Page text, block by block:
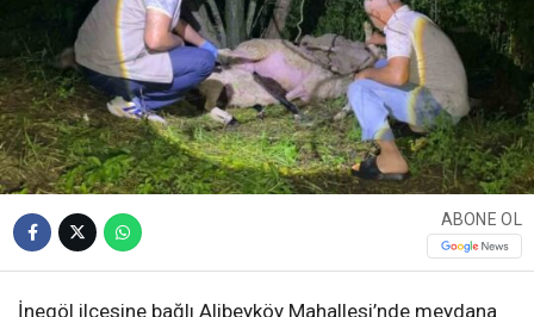
ABONE OL
İnegöl ilçesine bağlı Alibeyköy Mahallesi’nde meydana